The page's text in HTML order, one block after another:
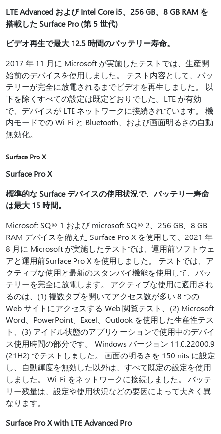
LTE Advanced および Intel Core i5、256 GB、8 GB RAM を
搭載した Surface Pro (第 5 世代)
ビデオ再生で最大 12.5 時間のバッテリー寿命。
2017 年 11 月に Microsoft が実施したテストでは、生産開
始前のデバイスを使用しました。 テスト内容として、バッ
テリーが完全に放電されるまでビデオを再生しました。 以
下を除くすべての設定は既定どおりでした。LTE が有効
で、デバイスが LTE ネットワークに接続されています。 機
内モードでの Wi-Fi と Bluetooth、および画面明るさの自動
無効化。
Surface Pro X
Surface Pro X
標準的な Surface デバイスの使用状況で、バッテリー寿命
は最大 15 時間。
Microsoft SQ® 1 および microsoft SQ® 2、256 GB、8 GB
RAM デバイスを備えた Surface Pro X を使用して、2021 年
8 月に Microsoft が実施したテストでは、運用前ソフトウェ
アと運用前Surface Pro X を使用しました。 テストでは、ア
クティブな使用と最新のスタンバイ機能を使用して、バッ
テリーを完全に放電します。 アクティブな使用に適用され
るのは、(1) 複数タブを開いてアクセス数が多い 8 つの
Web サイトにアクセスする Web 閲覧テスト、(2) Microsoft
Word、PowerPoint、Excel、Outlook を使用した生産性テス
ト、(3) アイドル状態のアプリケーションで使用中のデバイ
ス使用時間の部分です。 Windows バージョン 11.0.22000.9
(21H2) でテストしました。 画面の明るさを 150 nits に設定
し、自動輝度を無効した以外は、すべて既定の設定を使用
しました。 Wi-Fi をネットワークに接続しました。 バッテ
リー残量は、設定や使用状況などの要因によって大きく異
なります。
Surface Pro X with LTE Advanced Pro